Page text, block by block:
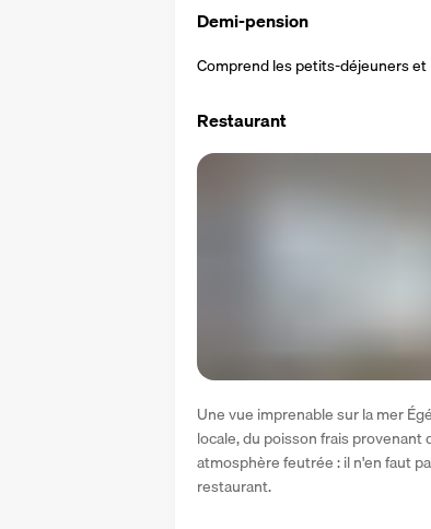
Demi-pension
Comprend les petits-déjeuners et
Restaurant
Une vue imprenable sur la mer
locale, du poisson frais
atmosphère feutrée : il n'en faut
restaurant.